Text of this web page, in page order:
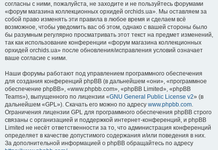
согласны с ними, пожалуйста, не заходите и не пользуйтесь форумами
«форум магазина коллекционных орхидей orchids.ua». Мы оставляем за
собой право изменять эти правила в любое время и сделаем всё
возможное, чтобы уведомить вас об этом, однако с вашей стороны было
бы разумным регулярно просматривать этот текст на предмет изменений,
так как использование конференции «форум магазина коллекционных
орхидей orchids.ua» после обновления/исправления условий означает
ваше согласие с ними.
Наши форумы работают под управлением программного обеспечения
для создания конференций phpBB (в дальнейшем «они», «программное
обеспечение phpBB», «www.phpbb.com», «phpBB Limited», «phpBB
Teams»), выпущенного по лицензии «GNU General Public License v2» (в
дальнейшем «GPL»). Скачать его можно по адресу www.phpbb.com.
Ограничения лицензии GPL для программного обеспечения phpBB строго
связаны с организацией и поддержкой интернет-конференций, и phpBB
Limited не несёт ответственности за то, что администрация конференций
определяет в качестве допустимого содержания и/или поведения в них.
За дополнительной информацией о phpBB обращайтесь по адресу